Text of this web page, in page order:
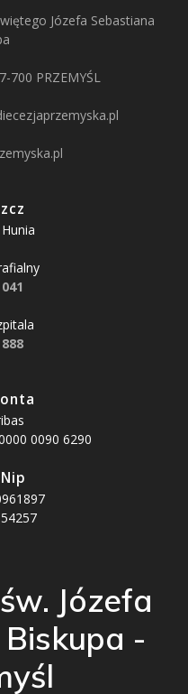
Józefa Sebastiana
700 PRZEMYŚL
0090 6290
Józefa
-